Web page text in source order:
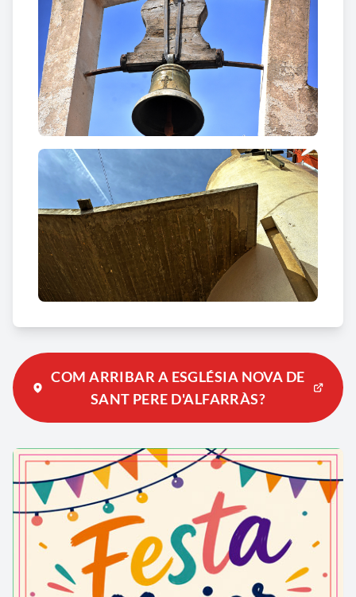
COM ARRIBAR A ESGLÉSIA NOVA DE
SANT PERE D'ALFARRÀS?